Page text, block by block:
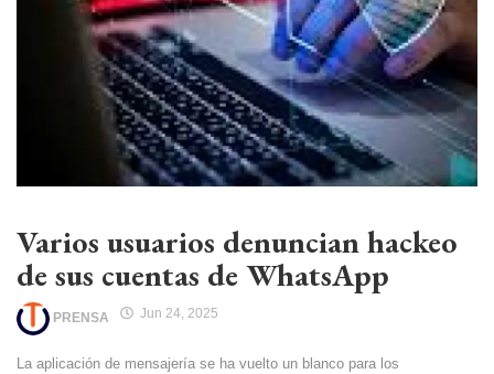
Varios usuarios denuncian hackeo
de sus cuentas de WhatsApp
PRENSA Jun 24, 2025
La aplicación de mensajería se ha vuelto un blanco para los